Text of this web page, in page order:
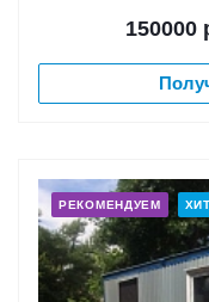
150000
РЕКОМЕНДУЕМ ХИТ